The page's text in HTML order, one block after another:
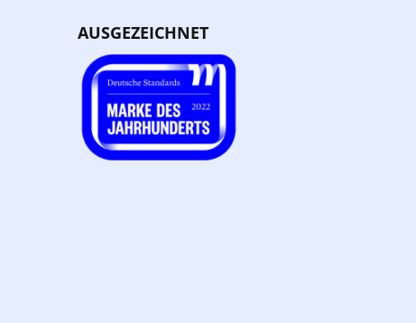
AUSGEZEICHNET